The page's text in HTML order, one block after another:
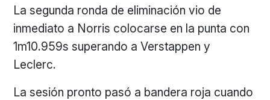
La segunda ronda de eliminación vio de
inmediato a Norris colocarse en la punta con
1m10.959s superando a Verstappen y
Leclerc.
La sesión pronto pasó a bandera roja cuando